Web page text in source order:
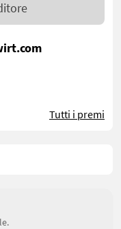
Tutti i premi